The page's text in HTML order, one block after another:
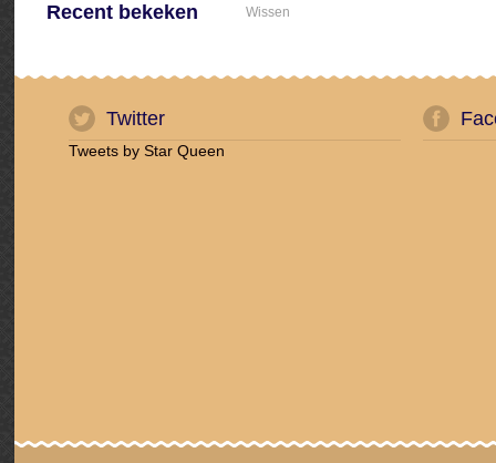
Recent bekeken Wissen
Twitter
Tweets by Star Queen